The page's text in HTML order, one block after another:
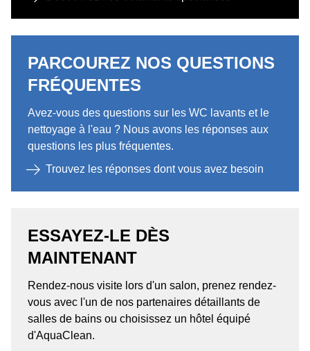
PARCOUREZ NOS QUESTIONS
FRÉQUENTES
Avez-vous des questions sur les WC lavants et le
nettoyage à l'eau ? Nous avons les réponses aux
questions les plus fréquentes.
Trouvez les réponses dont vous avez besoin
ESSAYEZ-LE DÈS
MAINTENANT
Rendez-nous visite lors d'un salon, prenez rendez-
vous avec l'un de nos partenaires détaillants de
salles de bains ou choisissez un hôtel équipé
d'AquaClean.